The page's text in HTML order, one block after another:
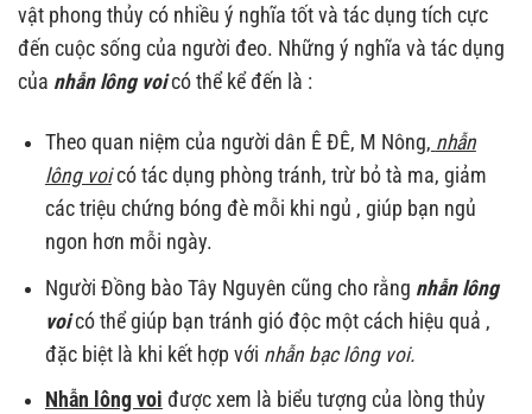
vật phong thủy có nhiều ý nghĩa tốt và tác dụng tích cực
đến cuộc sống của người đeo. Những ý nghĩa và tác dụng
của nhẫn lông voi có thể kể đến là :
Theo quan niệm của người dân Ê ĐÊ, M Nông, nhẫn
lông voicó tác dụng phòng tránh, trừ bỏ tà ma, giảm
các triệu chứng bóng đè mỗi khi ngủ , giúp bạn ngủ
ngon hơn mỗi ngày.
Người Đồng bào Tây Nguyên cũng cho rằng nhẫn lông
voi có thể giúp bạn tránh gió độc một cách hiệu quả ,
đặc biệt là khi kết hợp với nhẫn bạc lông voi.
Nhẫn lông voi được xem là biểu tượng của lòng thủy